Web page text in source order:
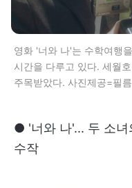
영화 '너와 나'는 수학여행
시간을 다루고 있다. 세월
주목받았다. 사진제공=필
● '너와 나'... 두 소녀
수작